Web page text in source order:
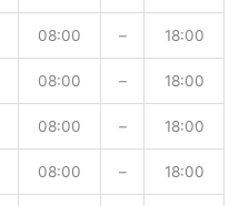
08:00 – 18:00
08:00 – 18:00
08:00 – 18:00
08:00 – 18:00